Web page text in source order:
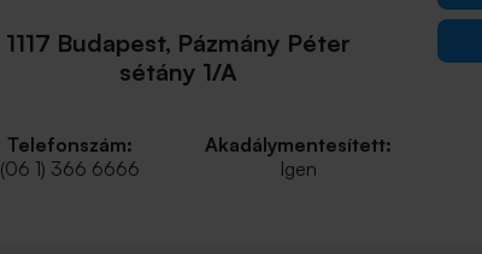
1117 Budapest, Pázmány Péter
sétány 1/A
Telefonszám:
(06 1) 366 6666
Akadálymentesített:
Igen